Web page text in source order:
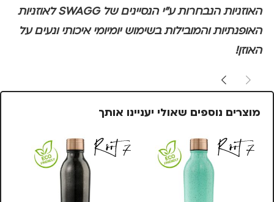
האוזניות הנבחרות ע"י הנסיינים של SWAGG
לאוזניות
האופנתיות והמובילות בשימוש יומיומי איכותי ונעים על
האוזן!
מוצרים נוספים שאולי יעניינו אותך